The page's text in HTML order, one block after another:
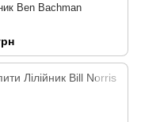
Ben Bachman